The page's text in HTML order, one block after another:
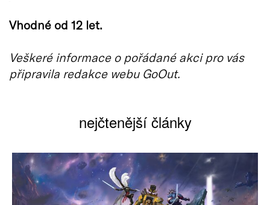
Vhodné od 12 let.
Veškeré informace o pořádané akci pro vás
připravila redakce webu GoOut.
nejčtenější články